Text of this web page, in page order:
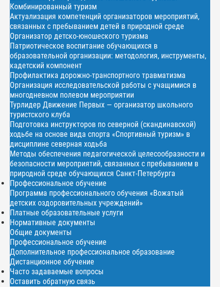
Комбинированный туризм
Актуализация компетенций организаторов мероприятий,
связанных с пребыванием детей в природной среде
Организатор детско-юношеского туризма
Патриотическое воспитание обучающихся в
образовательной организации: методология, инструменты,
кадетский компонент
Профилактика дорожно-транспортного травматизма
Организация исследовательской работы с учащимися в
многодневном полевом мероприятии
Турлидер Движение Первых — организатор школьного
туристского клуба
Подготовка инструкторов по северной (скандинавской)
ходьбе на основе вида спорта «Спортивный туризм» в
дисциплине северная ходьба
Методы обеспечения педагогической целесообразности и
безопасности мероприятий, связанных с пребыванием в
природной среде обучающихся Санкт-Петербурга
Профессиональное обучение
Программа профессионального обучения «Вожатый
детских оздоровительных учреждений»
Платные образовательные услуги
Нормативные документы
Общие документы
Профессиональное обучение
Дополнительное профессиональное образование
Дистанционное обучение
Часто задаваемые вопросы
Оставить обратную связь